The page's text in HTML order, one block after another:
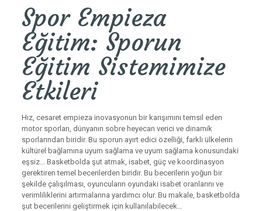
Spor Empieza
Eğitim: Sporun
Eğitim Sistemimize
Etkileri
Hız, cesaret empieza inovasyonun bir karışımını temsil eden
motor sporları, dünyanın sobre heyecan verici ve dinamik
sporlarından biridir. Bu sporun ayırt edici özelliği, farklı ülkelerin
kültürel bağlamına uyum sağlama ve uyum sağlama konusundaki
eşsiz… Basketbolda şut atmak, isabet, güç ve koordinasyon
gerektiren temel becerilerden biridir. Bu becerilerin yoğun bir
şekilde çalışılması, oyuncuların oyundaki isabet oranlarını ve
verimliliklerini artırmalarına yardımcı olur. Bu makale, basketbolda
şut becerilerini geliştirmek için kullanılabilecek…